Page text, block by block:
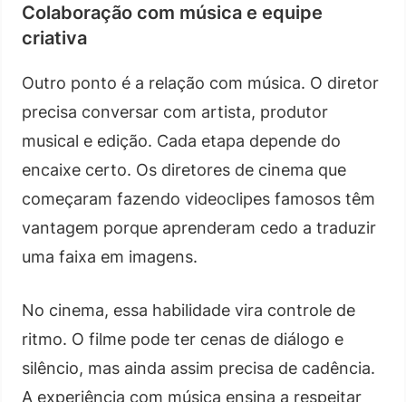
Colaboração com música e equipe
criativa
Outro ponto é a relação com música. O diretor
precisa conversar com artista, produtor
musical e edição. Cada etapa depende do
encaixe certo. Os diretores de cinema que
começaram fazendo videoclipes famosos têm
vantagem porque aprenderam cedo a traduzir
uma faixa em imagens.
No cinema, essa habilidade vira controle de
ritmo. O filme pode ter cenas de diálogo e
silêncio, mas ainda assim precisa de cadência.
A experiência com música ensina a respeitar